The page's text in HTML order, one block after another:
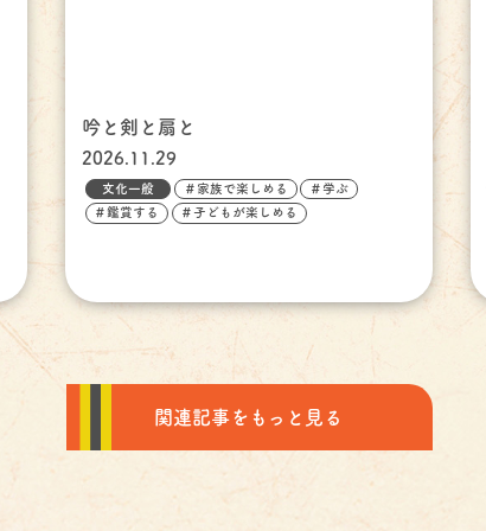
吟と剣と扇と
2026.11.29
文化一般 ＃家族で楽しめる ＃学ぶ
＃鑑賞する ＃子どもが楽しめる
関連記事をもっと見る